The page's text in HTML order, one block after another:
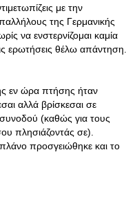
με την
της Γερμανικής
να ενστερνίζομαι καμία
ερωτήσεις θέλω απάντηση.
εν ώρα πτήσης ήταν
αλλά βρίσκεσαι σε
(καθώς για τους
πλησιάζοντάς σε).
προσγειώθηκε και το